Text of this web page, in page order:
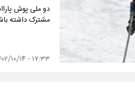
دو ملی پوش
مشترک داشته
۱۷:۳۳ - ۱۴۰۲/۱۰/۱۴